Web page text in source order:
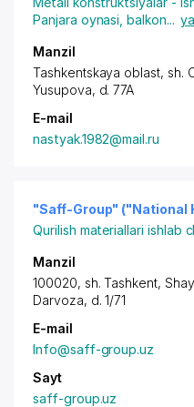
Panjara oynasi, balkon...
Manzil
Tashkentskaya oblast, sh.
Yusupova, d. 77A
E-mail
nastyak.1982@mail.ru
"Saff-Group"
Qurilish materiallari ishlab
Manzil
100020, sh. Tashkent,
Darvoza, d. 1/71
E-mail
Info@saff-group.uz
Sayt
saff-group.uz